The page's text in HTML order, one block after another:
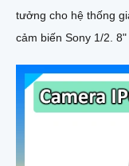
tưởng cho hệ thống
cảm biến Sony 1/2.